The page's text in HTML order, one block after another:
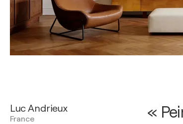
Luc Andrieux
France «